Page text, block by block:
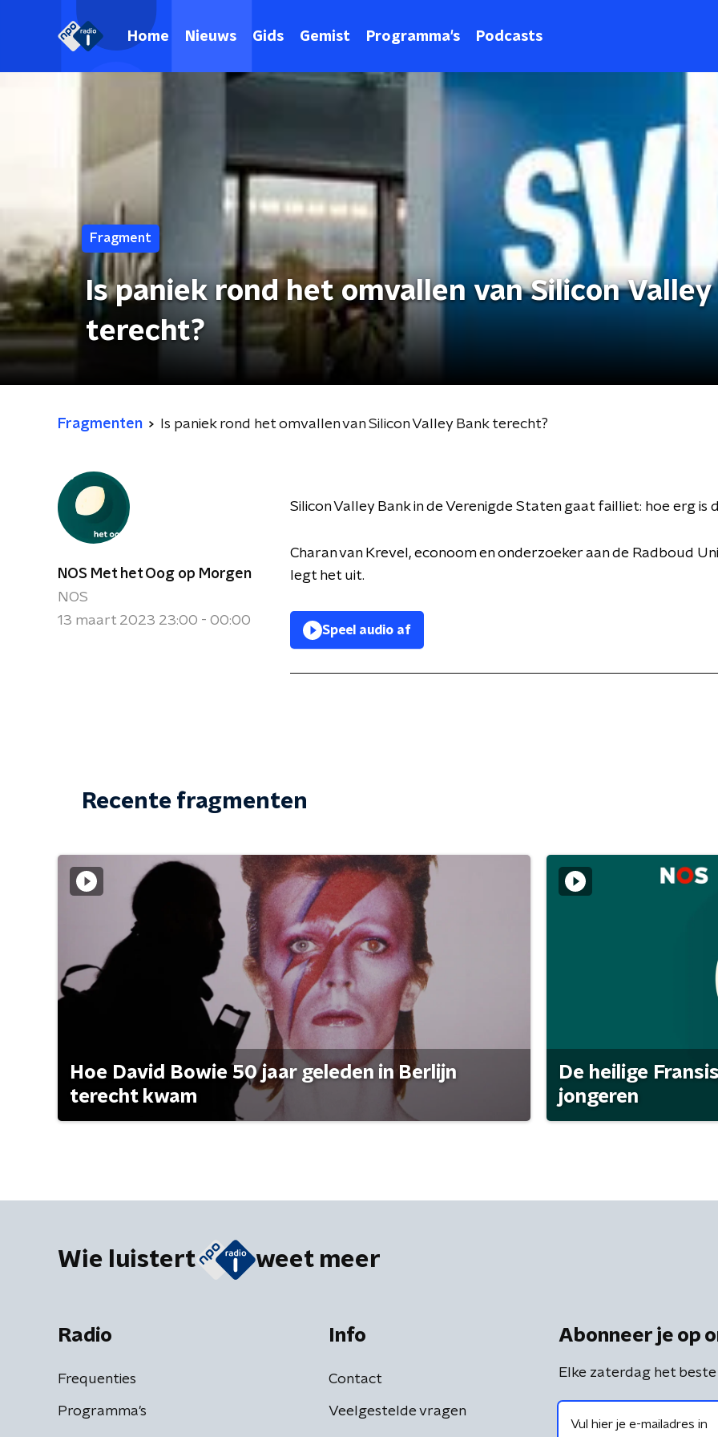
Home Nieuws Gids Gemist Programma's Podcasts
Fragment
Is paniek rond het omvallen van Silicon
terecht?
Fragmenten Is paniek rond het omvallen van Silicon Valley Bank terecht?
NOS Met het Oog op Morgen
NOS
13 maart 2023 23:00 - 00:00
Silicon Valley Bank in de Verenigde Staten gaat failliet: hoe erg is
Charan van Krevel, econoom en onderzoeker aan de Radboud
legt het uit.
Speel audio af
Recente fragmenten
Hoe David Bowie 50 jaar geleden in Berlijn
terecht kwam
De heilige
jongeren
Wie luistert weet meer
Radio
Frequenties
Programma's
Info
Contact
Veelgestelde vragen
Abonneer je op
Elke zaterdag het beste